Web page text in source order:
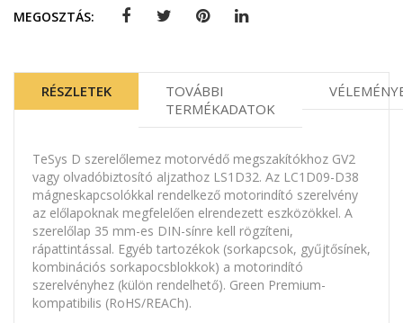
MEGOSZTÁS:
RÉSZLETEK
TOVÁBBI
TERMÉKADATOK
TeSys D szerelőlemez motorvédő megszakítókhoz GV2
vagy olvadóbiztosító aljzathoz LS1D32. Az LC1D09-D38
mágneskapcsolókkal rendelkező motorindító szerelvény
az előlapoknak megfelelően elrendezett eszközökkel. A
szerelőlap 35 mm-es DIN-sínre kell rögzíteni,
rápattintással. Egyéb tartozékok (sorkapcsok, gyűjtősínek,
kombinációs sorkapocsblokkok) a motorindító
szerelvényhez (külön rendelhető). Green Premium-
kompatibilis (RoHS/REACh).